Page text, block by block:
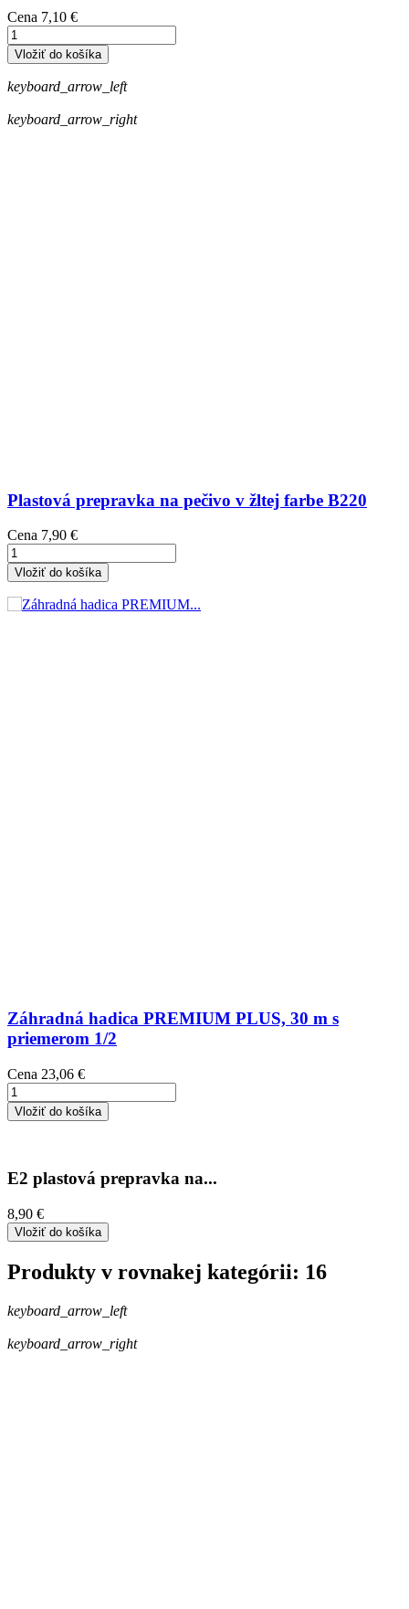
Cena 7,10 €
Vložiť do košíka
keyboard_arrow_left
keyboard_arrow_right
Plastová prepravka na pečivo v žltej farbe B220
Cena 7,90 €
Vložiť do košíka
Záhradná hadica PREMIUM PLUS, 30 m s
priemerom 1/2
Cena 23,06 €
Vložiť do košíka
E2 plastová prepravka na...
8,90 €
Vložiť do košíka
Produkty v rovnakej kategórii: 16
keyboard_arrow_left
keyboard_arrow_right